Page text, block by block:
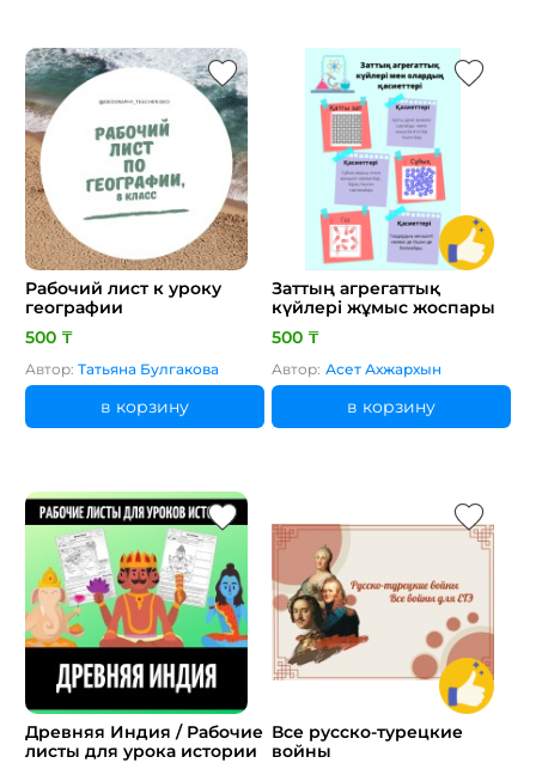
Рабочий лист к уроку
географии
500 ₸
Автор: Татьяна Булгакова
в корзину
Заттың агрегаттық
күйлері жұмыс жоспары
500 ₸
Автор: Асет Ахжархын
в корзину
Древняя Индия / Рабочие
листы для урока истории
Все русско-турецкие
войны